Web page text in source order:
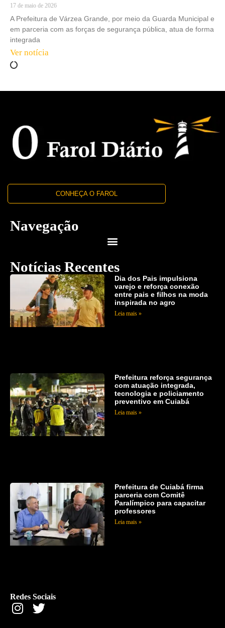
17 de maio de 2026
A Prefeitura de Várzea Grande, por meio da Guarda Municipal e
em parceria com as forças de segurança pública, atua de forma
integrada
Ver notícia
CONHEÇA O FAROL
Navegação
Notícias Recentes
Dia dos Pais impulsiona
varejo e reforça conexão
entre pais e filhos na moda
inspirada no agro
Leia mais »
Prefeitura reforça segurança
com atuação integrada,
tecnologia e policiamento
preventivo em Cuiabá
Leia mais »
Prefeitura de Cuiabá firma
parceria com Comitê
Paralímpico para capacitar
professores
Leia mais »
Redes Sociais